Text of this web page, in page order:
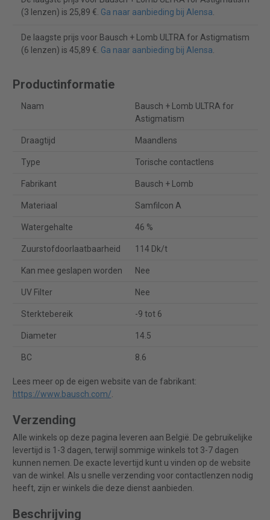
(3 lenzen) is 25,89 €. Ga naar aanbieding bij Alensa.
De laagste prijs voor Bausch + Lomb ULTRA for Astigmatism
(6 lenzen) is 45,89 €. Ga naar aanbieding bij Alensa.
Productinformatie
Naam
Bausch + Lomb ULTRA for
Astigmatism
Draagtijd Maandlens
Type Torische contactlens
Fabrikant Bausch + Lomb
Materiaal Samfilcon A
Watergehalte 46 %
Zuurstofdoorlaatbaarheid 114 Dk/t
Kan mee geslapen worden Nee
UV Filter Nee
Sterktebereik -9 tot 6
Diameter 14.5
BC 8.6
Lees meer op de eigen website van de fabrikant:
https://www.bausch.com/.
Verzending
Alle winkels op deze pagina leveren aan België. De gebruikelijke
levertijd is 1-3 dagen, terwijl sommige winkels tot 3-7 dagen
kunnen nemen. De exacte levertijd kunt u vinden op de website
van de winkel. Als u snelle verzending voor contactlenzen nodig
heeft, zijn er winkels die deze dienst aanbieden.
Beschrijving